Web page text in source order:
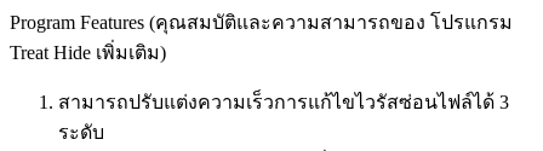
Program Features (คุณสมบัติและความสามารถของ โปรแกรม
Treat Hide เพิ่มเติม)
สามารถปรับแต่งความเร็วการแก้ไขไวรัสซ่อนไฟล์ได้ 3
ระดับ